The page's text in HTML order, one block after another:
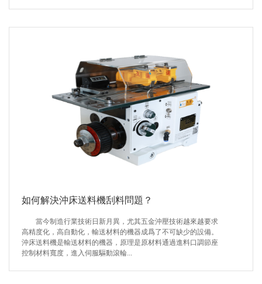
如何解決沖床送料機刮料問題？
當今制造行業技術日新月異，尤其五金沖壓技術越來越要求
高精度化，高自動化，輸送材料的機器成爲了不可缺少的設備。
沖床送料機是輸送材料的機器，原理是原材料通過進料口調節座
控制材料寬度，進入伺服驅動滾輪...